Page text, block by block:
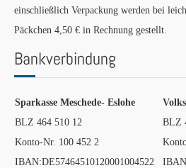
einschließlich Verpackung werden bei
Päckchen 4,50 € in Rechnung gestellt.
Bankverbindung
Sparkasse Meschede- Eslohe
BLZ 464 510 12
Konto-Nr. 100 452 2
IBAN:DE57464510120001004522
BLZ